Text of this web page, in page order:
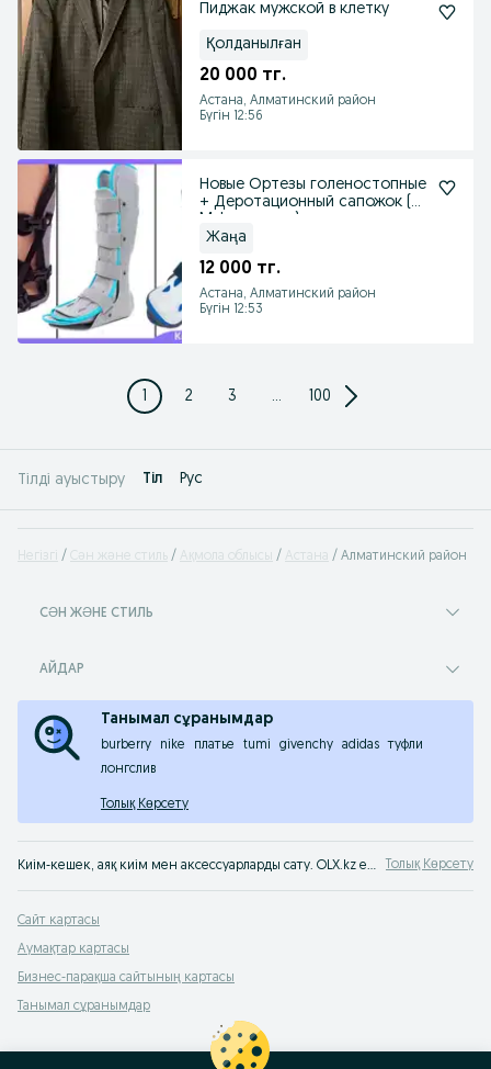
Пиджак мужской в клетку
Қолданылған
20 000 тг.
Астана, Алматинский район
Бүгін 12:56
Новые Ортезы голеностопные
+ Деротационный сапожок (
Жаңа
12 000 тг.
Астана, Алматинский район
Бүгін 12:53
1 2 3 ... 100
Тілді ауыстыру Tіл Рус
Негізгі Сән және стиль Ақмола облысы Астана Алматинский район
СӘН ЖӘНЕ СТИЛЬ
АЙДАР
Танымал сұранымдар
burberry nike платье tumi givenchy adidas
туфли
лонгслив
Толық Көрсету
Киім-кешек, аяқ киім мен аксессуарларды сату. OLX.kz енді OLX.kz! OLX Қазақстан хабарландырулар сервисінен б/қ киім-кешекті оңай әрі тез сатып алуға болады. Ең жақсыларын OLX-тен сатып ал! Толық Көрсету
Сайт картасы
Аумақтар картасы
Бизнес-парақша сайтының картасы
Танымал сұранымдар